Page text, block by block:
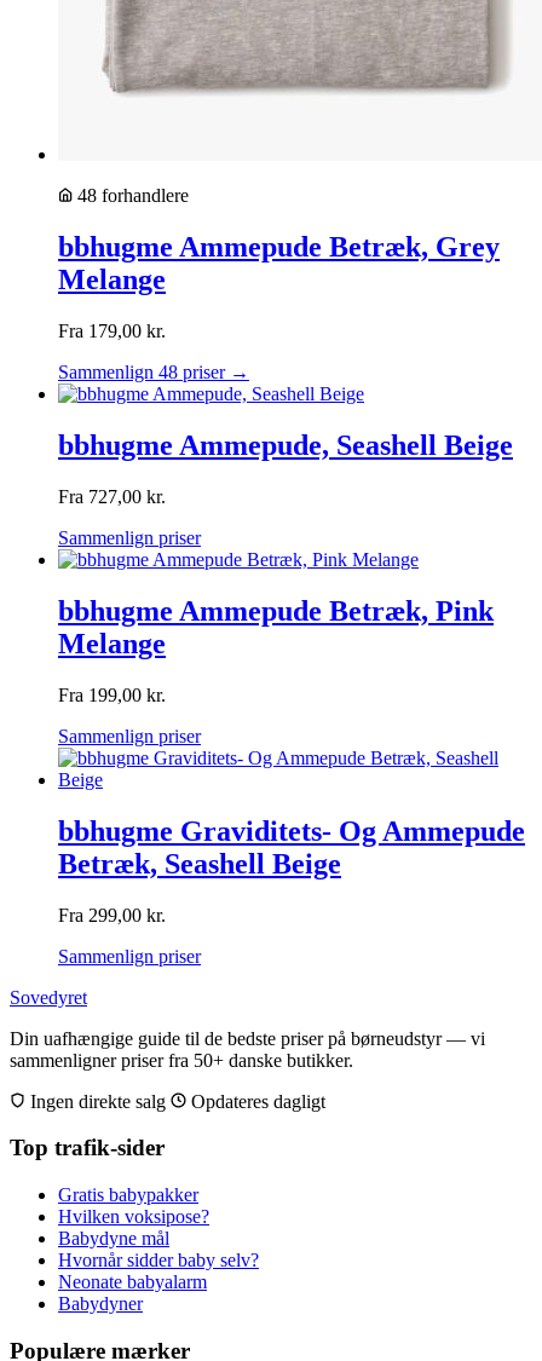
48 forhandlere
bbhugme Ammepude Betræk, Grey
Melange
Fra 179,00 kr.
Sammenlign 48 priser →
bbhugme Ammepude, Seashell Beige
Fra 727,00 kr.
Sammenlign priser
bbhugme Ammepude Betræk, Pink
Melange
Fra 199,00 kr.
Sammenlign priser
bbhugme Graviditets- Og Ammepude
Betræk, Seashell Beige
Fra 299,00 kr.
Sammenlign priser
Sovedyret
Din uafhængige guide til de bedste priser på børneudstyr — vi
sammenligner priser fra 50+ danske butikker.
Ingen direkte salg
Opdateres dagligt
Top trafik-sider
Gratis babypakker
Hvilken voksipose?
Babydyne mål
Hvornår sidder baby selv?
Neonate babyalarm
Babydyner
Populære mærker